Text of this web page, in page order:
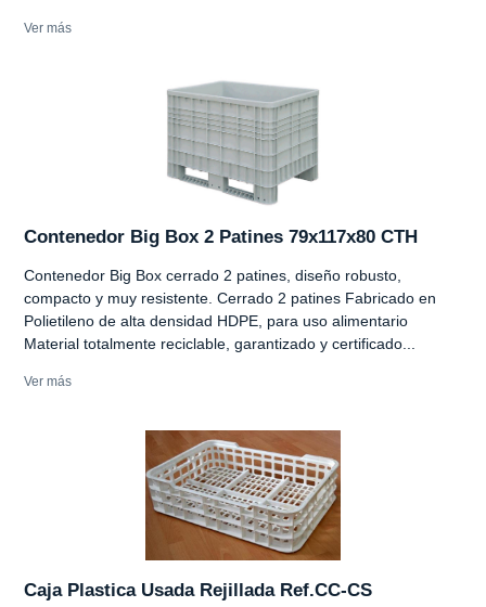
Ver más
Contenedor Big Box 2 Patines 79x117x80 CTH
Contenedor Big Box cerrado 2 patines, diseño robusto,
compacto y muy resistente. Cerrado 2 patines Fabricado en
Polietileno de alta densidad HDPE, para uso alimentario
Material totalmente reciclable, garantizado y certificado...
Ver más
Caja Plastica Usada Rejillada Ref.CC-CS